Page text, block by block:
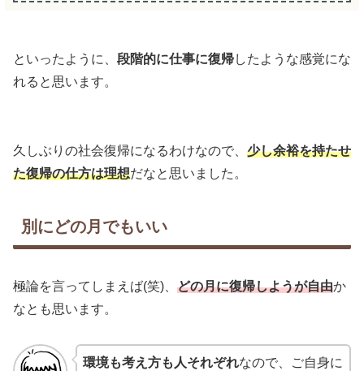
といったように、 段階的に仕事に復帰したような感覚にな
れると思います。
久しぶりの社会復帰になるわけなので、 少し余裕を持たせ
た復帰の仕方は理想だなと思いました。
別にどの月でもいい
極論を言ってしまえば(笑)、 どの月に復帰しようが自由か
なとも思います。
環境も考え方も人それぞれなので、ご自身に